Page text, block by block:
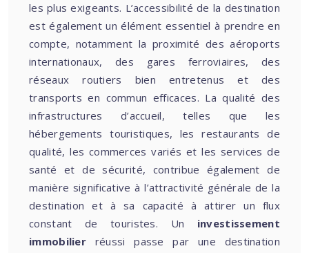
les plus exigeants. L’accessibilité de la destination
est également un élément essentiel à prendre en
compte, notamment la proximité des aéroports
internationaux, des gares ferroviaires, des
réseaux routiers bien entretenus et des
transports en commun efficaces. La qualité des
infrastructures d’accueil, telles que les
hébergements touristiques, les restaurants de
qualité, les commerces variés et les services de
santé et de sécurité, contribue également de
manière significative à l’attractivité générale de la
destination et à sa capacité à attirer un flux
constant de touristes. Un investissement
immobilier réussi passe par une destination